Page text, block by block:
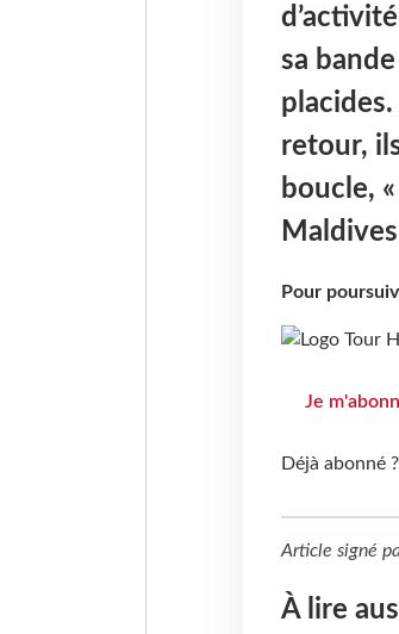
sa
retour,
boucle,
Maldives
Pour
Je
Déjà abonné ?
Article signé
À lire